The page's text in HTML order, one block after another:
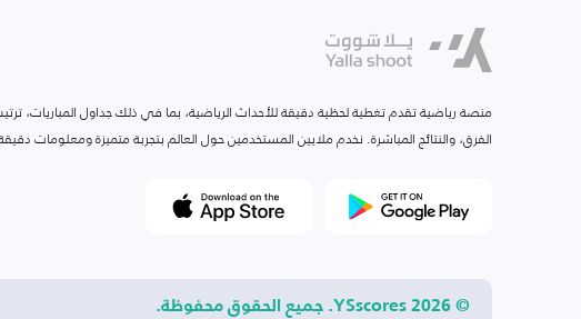
منصة رياضية تقدم تغطية لحظية دقيقة للأحداث الرياضية، بما في ذلك جداول المباريات،
الفرق، والنتائج المباشرة. نخدم ملايين المستخدمين حول العالم بتجربة متميزة ومعلومات
© 2026 YSscores. جميع الحقوق محفوظة.